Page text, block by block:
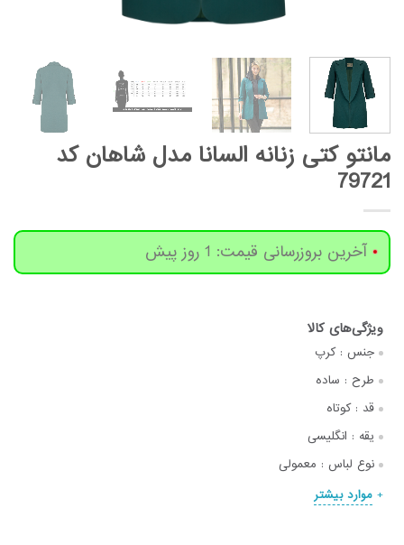
مانتو کتی زنانه السانا مدل شاهان کد
79721
آخرین بروزرسانی قیمت: 1 روز پیش
جنس : کرپ
طرح : ساده
قد : کوتاه
یقه : انگلیسی
نوع لباس : معمولی
موارد بیشتر